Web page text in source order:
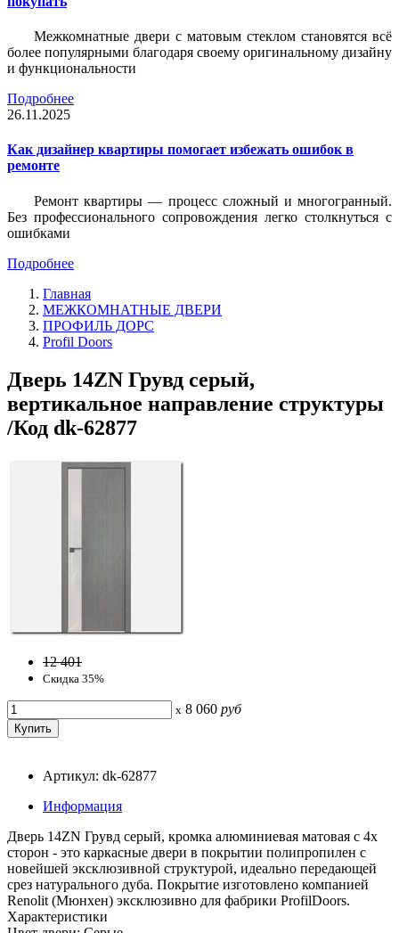
Межкомнатные двери с матовым стеклом становятся всё
более популярными благодаря своему оригинальному дизайну
и функциональности
Подробнее
26.11.2025
Как дизайнер квартиры помогает избежать ошибок в
ремонте
Ремонт квартиры — процесс сложный и многогранный.
Без профессионального сопровождения легко столкнуться с
ошибками
Подробнее
Главная
МЕЖКОМНАТНЫЕ ДВЕРИ
ПРОФИЛЬ ДОРС
Profil Doors
Дверь 14ZN Грувд серый,
вертикальное направление структуры
/Код dk-62877
12 401
Скидка 35%
x 8 060 руб
Артикул: dk-62877
Информация
Дверь 14ZN Грувд серый, кромка алюминиевая матовая с 4х
сторон - это каркасные двери в покрытии полипропилен с
новейшей эксклюзивной структурой, идеально передающей
срез натурального дуба. Покрытие изготовлено компанией
Renolit (Мюнхен) эксклюзивно для фабрики ProfilDoors.
Характеристики